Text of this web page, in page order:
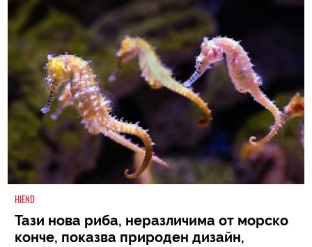
HIEND
Тази нова риба, неразличима от морско
конче, показва природен дизайн,